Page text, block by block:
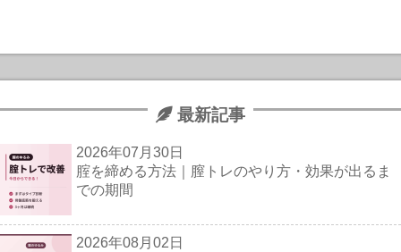
最新記事
2026年07月30日
腟を締める方法｜膣トレのやり方・効果が出るま
での期間
2026年08月02日